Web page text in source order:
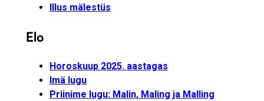
Illus mälestüs
Elo
Horoskuup 2025. aastagas
Imä lugu
Priinime lugu: Malin, Maling ja Malling